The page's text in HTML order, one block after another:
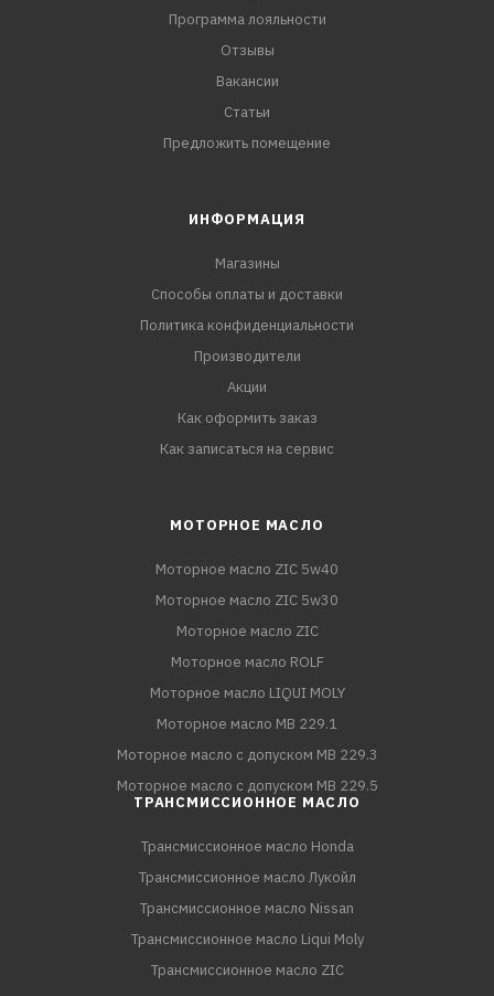
Программа лояльности
Отзывы
Вакансии
Статьи
Предложить помещение
ИНФОРМАЦИЯ
Магазины
Способы оплаты и доставки
Политика конфиденциальности
Производители
Акции
Как оформить заказ
Как записаться на сервис
МОТОРНОЕ МАСЛО
Моторное масло ZIC 5w40
Моторное масло ZIC 5w30
Моторное масло ZIC
Моторное масло ROLF
Моторное масло LIQUI MOLY
Моторное масло MB 229.1
Моторное масло с допуском MB 229.3
Моторное масло с допуском MB 229.5
ТРАНСМИССИОННОЕ МАСЛО
Трансмиссионное масло Honda
Трансмиссионное масло Лукойл
Трансмиссионное масло Nissan
Трансмиссионное масло Liqui Moly
Трансмиссионное масло ZIC